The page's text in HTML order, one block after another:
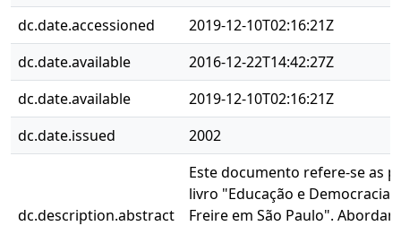
dc.date.accessioned
2019-12-10T02:16:21Z
dc.date.available
2016-12-22T14:42:27Z
dc.date.available
2019-12-10T02:16:21Z
dc.date.issued
2002
dc.description.abstract
Este documento refere-se as
livro "Educação e Democracia
Freire em São Paulo".